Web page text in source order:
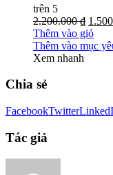
trên 5
2.200.000 ₫
Thêm vào giỏ
Thêm vào mục
Xem nhanh
Chia sẻ
FacebookTwitter
Tác giả